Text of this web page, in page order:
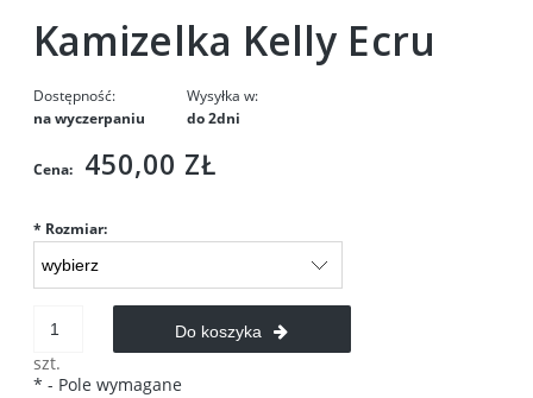
Kamizelka Kelly Ecru
Dostępność:
na wyczerpaniu
Wysyłka w:
do 2dni
Cena: 450,00 ZŁ
* Rozmiar:
szt.
Do koszyka
* - Pole wymagane